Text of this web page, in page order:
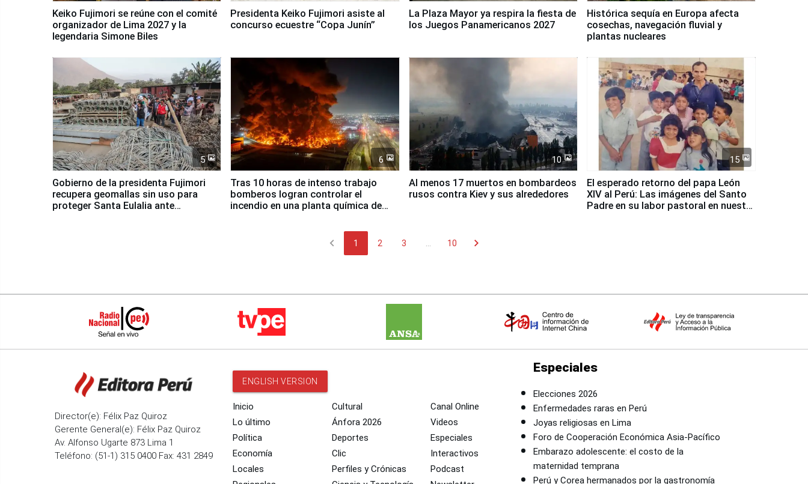
Keiko Fujimori se reúne con el comité
organizador de Lima 2027 y la
legendaria Simone Biles
Presidenta Keiko Fujimori asiste al
concurso ecuestre “Copa Junín”
La Plaza Mayor ya respira la fiesta de
los Juegos Panamericanos 2027
Histórica sequía en Europa afecta
cosechas, navegación fluvial y
plantas nucleares
5
Gobierno de la presidenta Fujimori
recupera geomallas sin uso para
proteger Santa Eulalia ante
6
Tras 10 horas de intenso trabajo
bomberos logran controlar el
incendio en una planta química de
10
Al menos 17 muertos en bombardeos
rusos contra Kiev y sus alrededores
15
El esperado retorno del papa León
XIV al Perú: Las imágenes del Santo
Padre en su labor pastoral en nuestro
chevron_left 1 2 3 10 chevron_right
Director(e): Félix Paz Quiroz
Gerente General(e): Félix Paz Quiroz
Av. Alfonso Ugarte 873 Lima 1
Teléfono: (51-1) 315 0400 Fax: 431 2849
ENGLISH VERSION
Inicio
Lo último
Política
Economía
Locales
Cultural
Ánfora 2026
Deportes
Clic
Perfiles y Crónicas
Canal Online
Videos
Especiales
Interactivos
Podcast
Especiales
Elecciones 2026
Enfermedades raras en Perú
Joyas religiosas en Lima
Foro de Cooperación Económica Asia-Pacífico
Embarazo adolescente: el costo de la
maternidad temprana
Perú y Corea hermanados por la gastronomía